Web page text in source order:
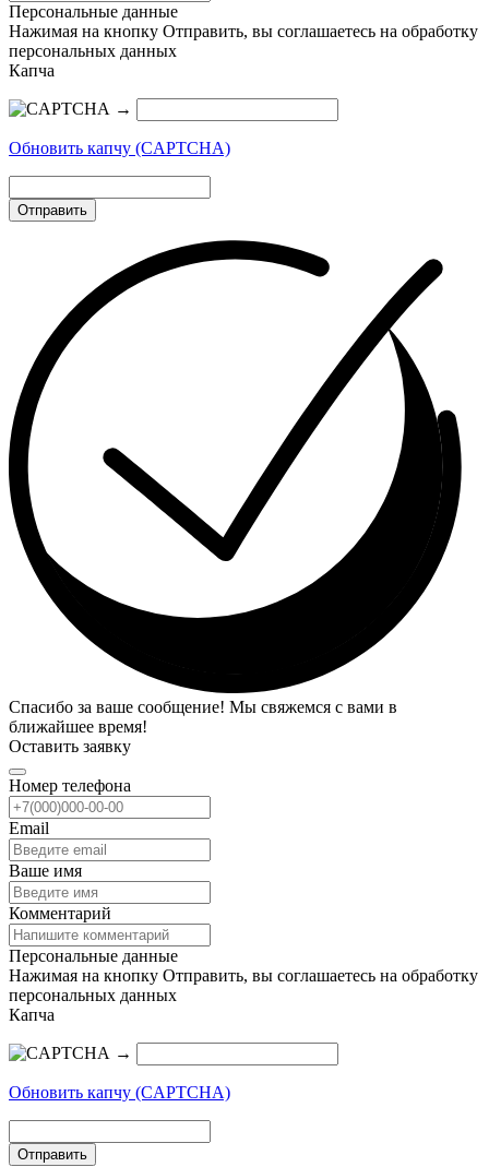
Персональные данные
Нажимая на кнопку Отправить, вы соглашаетесь на обработку
персональных данных
Капча
→
Обновить капчу (CAPTCHA)
Отправить
Спасибо за ваше сообщение! Мы свяжемся с вами в
ближайшее время!
Оставить заявку
Номер телефона
Email
Ваше имя
Комментарий
Персональные данные
Нажимая на кнопку Отправить, вы соглашаетесь на обработку
персональных данных
Капча
→
Обновить капчу (CAPTCHA)
Отправить